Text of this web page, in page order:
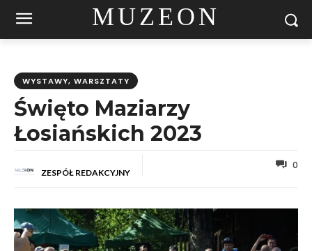
MUZEON
WYSTAWY, WARSZTATY
Święto Maziarzy
Łosiańskich 2023
ZESPÓŁ REDAKCYJNY
0